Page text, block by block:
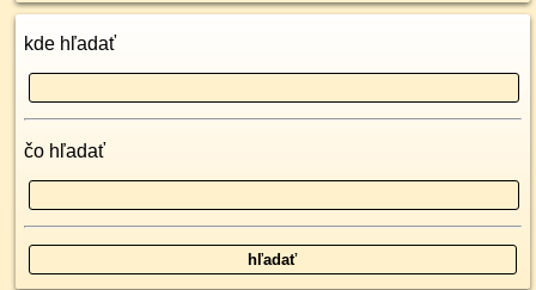
kde hľadať
čo hľadať